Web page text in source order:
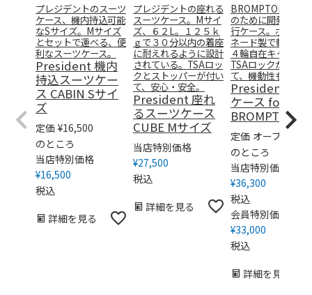
プレジデントのスーツ
ケース、機内持込可能
なSサイズ。Mサイズ
とセットで運べる、便
利なスーツケース。
President 機内
持込スーツケー
ス CABIN Sサイ
ズ
定価 ¥16,500
のところ
当店特別価格
¥16,500
税込
詳細を見る
プレジデントの座れる
スーツケース。Mサイ
ズ、６２L。１２５ｋ
ｇで３０分以内の着座
に耐えれるように設計
されている。TSAロッ
クとストッパーが付い
て、安心・安全。
President 座れ
るスーツケース
CUBE Mサイズ
当店特別価格
¥27,500
税込
詳細を見る
BROMPTONユー
のために開発され
行ケース。ポリカ
ネード製で軽量、
４輪自在キャスタ
TSAロックが付い
て、機動性も抜群！
President 輪行
ケース for
BROMPTON
定価 オープン価格
のところ
当店特別価格
¥36,300
税込
会員特別価格
¥33,000
税込
詳細を見る